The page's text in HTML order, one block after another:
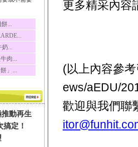
檸檬酸...
熱所含營
油、檸...
素A、維生
蛋白...
...
...
肉...
」...
動再生
定！
更多精采內容
(以上內容參
ews/aEDU/
歡迎與我們聯